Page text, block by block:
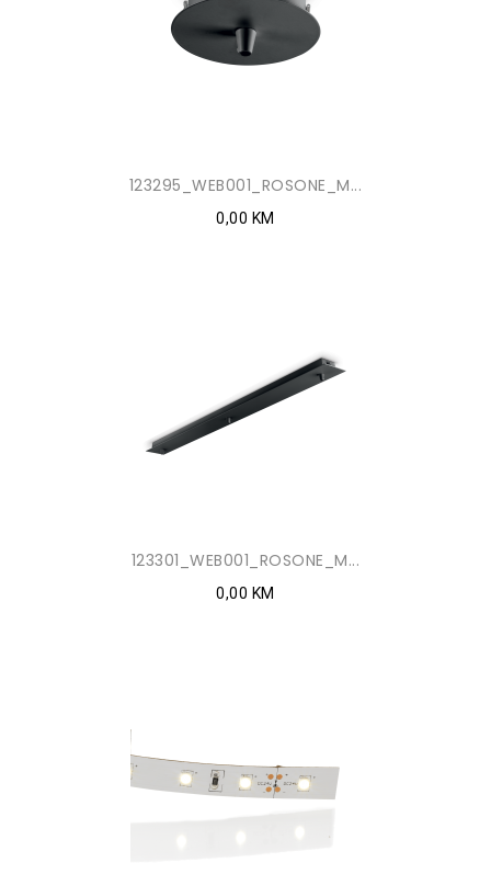
123295_WEB001_ROSONE_M...
0,00 KM
123301_WEB001_ROSONE_M...
0,00 KM